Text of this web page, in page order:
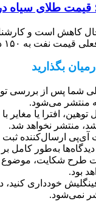
طلای سیاه در مسیر
کاهش است و
نفت به ۱۵۰ دلار می‌رسد.
بگذارید
شما پس از بررسی
منتشر می‌شود.
افترا یا مغایر
منتشر نخواهد شد.
آی‌پی ارسال‌کننده
به‌طور کامل بر
طرح شکایت، موضوع
بود.
خودداری
نمی‌شود.